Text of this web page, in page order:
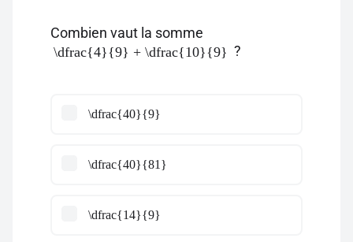
Combien vaut la somme
\dfrac{4}{9} + \dfrac{10}{9} ?
\dfrac{40}{9}
\dfrac{40}{81}
\dfrac{14}{9}